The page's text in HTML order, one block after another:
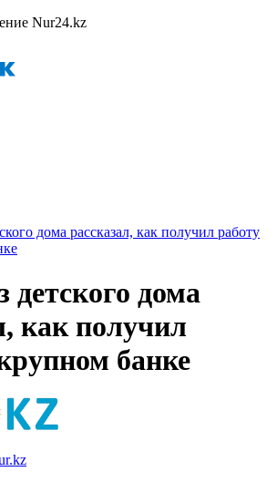
Nur24.kz
дома рассказал, как получил работу
детского дома
как получил
банке